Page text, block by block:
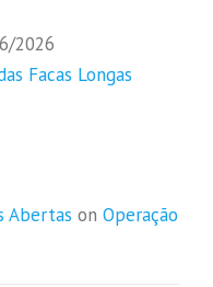
2026
Facas Longas
Abertas on Operação